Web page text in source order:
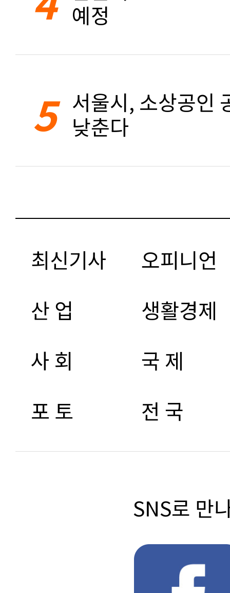
예정
5 서울시, 소상공인
낮춘다
최신기사
오피니언
산 업
생활경제
사 회
국 제
포 토
전 국
SNS로 만